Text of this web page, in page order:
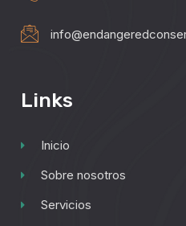
Links
Inicio
Sobre nosotros
Servicios